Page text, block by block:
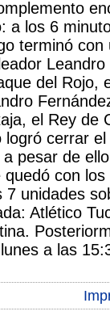
a los 6
terminó
Leandro
del Rojo,
el Rey de
cerrar
pesar de
con
unidades
Atlético
a las